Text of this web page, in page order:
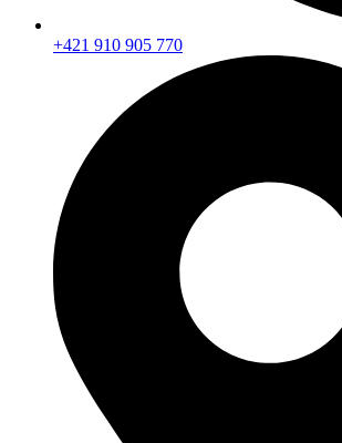
+421 910 905 770